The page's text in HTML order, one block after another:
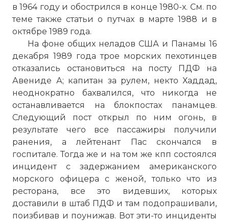
в 1964 году и обострился в конце 1980-х. См. по
теме также статьи о путчах в марте 1988 и в
октябре 1989 года.
На фоне общих неладов США и Панамы 16
декабря 1989 года трое морских пехотинцев
отказались остановиться на посту ПДФ на
Авениде А; капитан за рулем, некто Хаддад,
неоднократно бахвалился, что никогда не
останавливается на блокпостах панамцев.
Следующий пост открыл по ним огонь, в
результате чего все пассажиры получили
ранения, а лейтенант Пас скончался в
госпитале. Тогда же и на том же кпп состоялся
инцидент с задержанием американского
морского офицера с женой, только что из
ресторана, все это видевших, которых
доставили в штаб ПДФ и там подопрашивали,
поизбивав и поунижав. Вот эти-то инциденты